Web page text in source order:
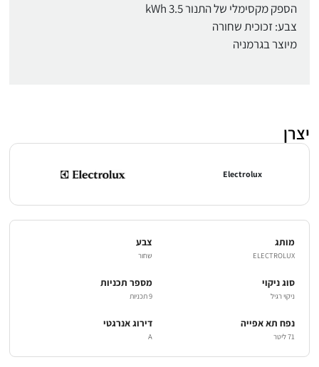
הספק מקסימלי של התנור 3.5 kWh
צבע: זכוכית שחורה
מיוצר בגרמניה
יצרן
Electrolux
מותג
ELECTROLUX
צבע
שחור
סוג ניקוי
ניקוי רגיל
מספר תכניות
9 תכניות
נפח תא אפייה
71 ליטר
דירוג אנרגטי
A